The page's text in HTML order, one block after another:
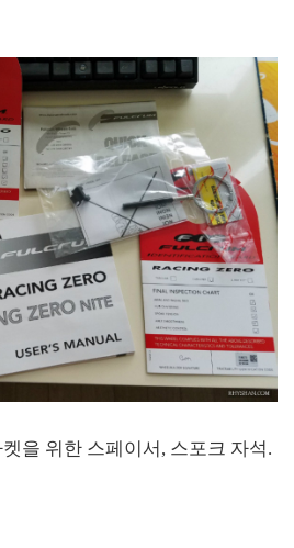
을 위한 스페이서, 스포크 자석.